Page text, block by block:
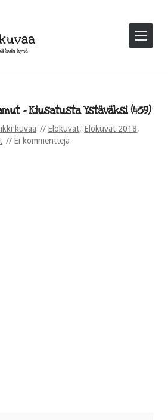
– Kiusatusta Ystäväksi (4:59)
kuvaa Elokuvat, Elokuvat 2018,
Ei kommentteja